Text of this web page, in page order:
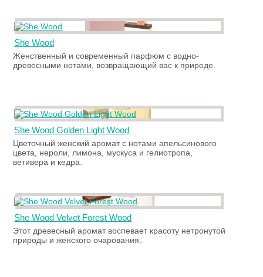
She Wood
Женственный и современный парфюм с водно-
древесными нотами, возвращающий вас к природе.
She Wood Golden Light Wood
Цветочный женский аромат с нотами апельсинового
цвета, нероли, лимона, мускуса и гелиотропа,
ветивера и кедра.
She Wood Velvet Forest Wood
Этот древесный аромат воспевает красоту нетронутой
природы и женского очарования.